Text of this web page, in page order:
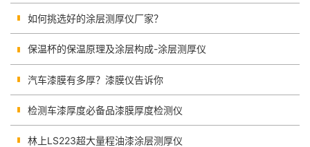
如何挑选好的涂层测厚仪厂家？
保温杯的保温原理及涂层构成-涂层测厚仪
汽车漆膜有多厚？漆膜仪告诉你
检测车漆厚度必备品漆膜厚度检测仪
林上LS223超大量程油漆涂层测厚仪